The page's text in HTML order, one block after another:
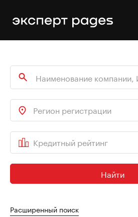
Регион регистрации
Кредитный рейтинг
Найти
Расширенный поиск